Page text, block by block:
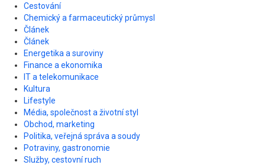
Cestování
Chemický a farmaceutický průmysl
Článek
Článek
Energetika a suroviny
Finance a ekonomika
IT a telekomunikace
Kultura
Lifestyle
Média, společnost a životní styl
Obchod, marketing
Politika, veřejná správa a soudy
Potraviny, gastronomie
Služby, cestovní ruch